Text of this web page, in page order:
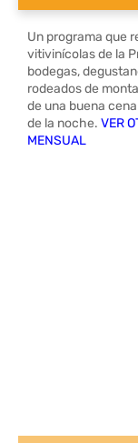
Un programa que
vitivinícolas de la
bodegas,
rodeados de
de una buena
de la noche. VER
MENSUAL